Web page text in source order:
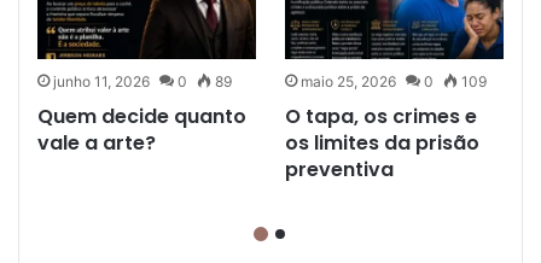
junho 11, 2026 0 89
Quem decide quanto
vale a arte?
maio 25, 2026 0 109
O tapa, os crimes e
os limites da prisão
preventiva